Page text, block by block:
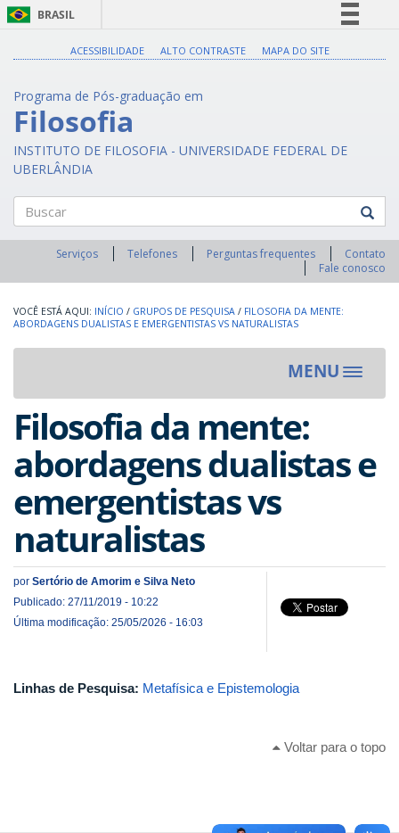
BRASIL
Legislação
ACESSIBILIDADE ALTO CONTRASTE MAPA DO SITE
Programa de Pós-graduação em
Filosofia
INSTITUTO DE FILOSOFIA - UNIVERSIDADE FEDERAL DE
UBERLÂNDIA
Buscar
Serviços Telefones Perguntas frequentes
Contato
Fale conosco
INÍCIO / GRUPOS DE PESQUISA / FILOSOFIA DA MENTE:
ABORDAGENS DUALISTAS E EMERGENTISTAS VS NATURALISTAS
MENU
Toggle
Filosofia da mente:
abordagens dualistas e
emergentistas vs
naturalistas
por Sertório de Amorim e Silva Neto
Publicado: 27/11/2019 - 10:22
Última modificação: 25/05/2026 - 16:03
Linhas de Pesquisa: Metafísica e Epistemologia
Voltar para o topo